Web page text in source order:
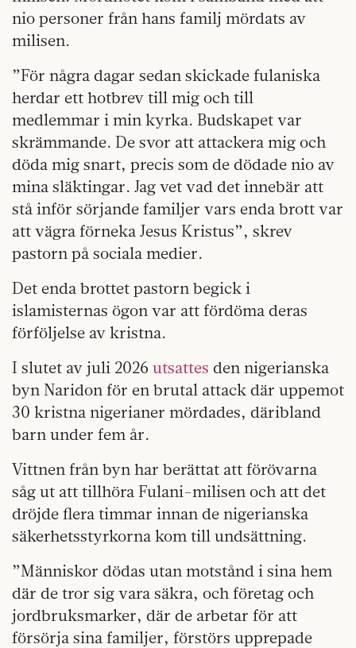
nio personer från hans familj mördats av
milisen.
”För några dagar sedan skickade fulaniska
herdar ett hotbrev till mig och till
medlemmar i min kyrka. Budskapet var
skrämmande. De svor att attackera mig och
döda mig snart, precis som de dödade nio av
mina släktingar. Jag vet vad det innebär att
stå inför sörjande familjer vars enda brott var
att vägra förneka Jesus Kristus”, skrev
pastorn på sociala medier.
Det enda brottet pastorn begick i
islamisternas ögon var att fördöma deras
förföljelse av kristna.
I slutet av juli 2026 utsattes den nigerianska
byn Naridon för en brutal attack där uppemot
30 kristna nigerianer mördades, däribland
barn under fem år.
Vittnen från byn har berättat att förövarna
såg ut att tillhöra Fulani-milisen och att det
dröjde flera timmar innan de nigerianska
säkerhetsstyrkorna kom till undsättning.
”Människor dödas utan motstånd i sina hem
där de tror sig vara säkra, och företag och
jordbruksmarker, där de arbetar för att
försörja sina familjer, förstörs upprepade